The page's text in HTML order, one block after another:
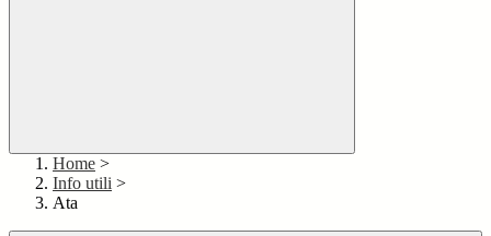
Home >
Info utili >
Ata